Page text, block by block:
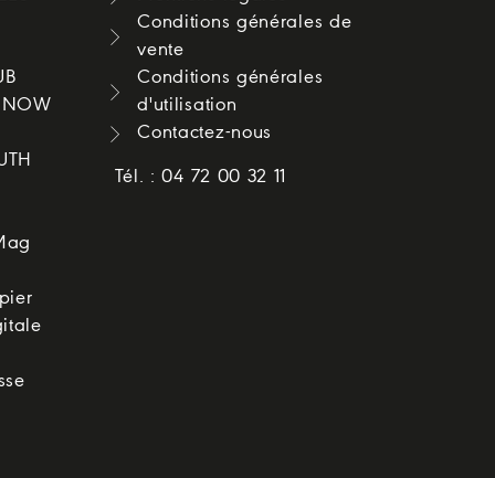
Conditions générales de
vente
Conditions générales
d'utilisation
Contactez-nous
Tél. : 04 72 00 32 11